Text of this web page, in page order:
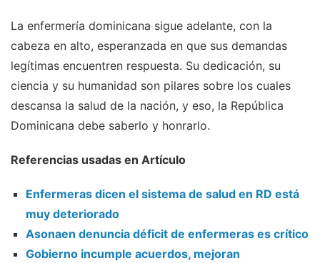
La enfermería dominicana sigue adelante, con la
cabeza en alto, esperanzada en que sus demandas
legítimas encuentren respuesta. Su dedicación, su
ciencia y su humanidad son pilares sobre los cuales
descansa la salud de la nación, y eso, la República
Dominicana debe saberlo y honrarlo.
Referencias usadas en Artículo
Enfermeras dicen el sistema de salud en RD está
muy deteriorado
Asonaen denuncia déficit de enfermeras es crítico
Gobierno incumple acuerdos, mejoran